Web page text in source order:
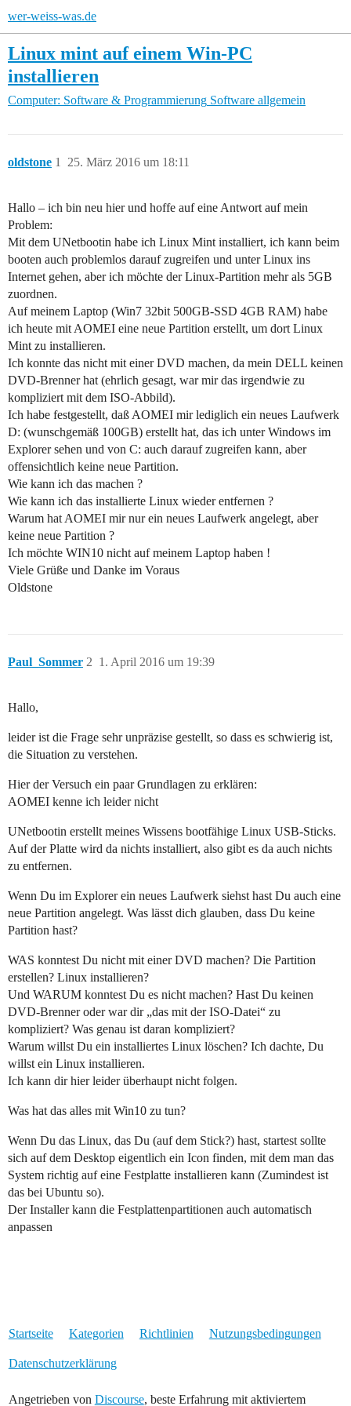
wer-weiss-was.de
Linux mint auf einem Win-PC
installieren
Computer: Software & Programmierung Software allgemein
oldstone 25. März 2016 um 18:11
1
Hallo – ich bin neu hier und hoffe auf eine Antwort auf mein
Problem:
Mit dem UNetbootin habe ich Linux Mint installiert, ich kann beim
booten auch problemlos darauf zugreifen und unter Linux ins
Internet gehen, aber ich möchte der Linux-Partition mehr als 5GB
zuordnen.
Auf meinem Laptop (Win7 32bit 500GB-SSD 4GB RAM) habe
ich heute mit AOMEI eine neue Partition erstellt, um dort Linux
Mint zu installieren.
Ich konnte das nicht mit einer DVD machen, da mein DELL keinen
DVD-Brenner hat (ehrlich gesagt, war mir das irgendwie zu
kompliziert mit dem ISO-Abbild).
Ich habe festgestellt, daß AOMEI mir lediglich ein neues Laufwerk
D: (wunschgemäß 100GB) erstellt hat, das ich unter Windows im
Explorer sehen und von C: auch darauf zugreifen kann, aber
offensichtlich keine neue Partition.
Wie kann ich das machen ?
Wie kann ich das installierte Linux wieder entfernen ?
Warum hat AOMEI mir nur ein neues Laufwerk angelegt, aber
keine neue Partition ?
Ich möchte WIN10 nicht auf meinem Laptop haben !
Viele Grüße und Danke im Voraus
Oldstone
Paul_Sommer 1. April 2016 um 19:39
2
Hallo,
leider ist die Frage sehr unpräzise gestellt, so dass es schwierig ist,
die Situation zu verstehen.
Hier der Versuch ein paar Grundlagen zu erklären:
AOMEI kenne ich leider nicht
UNetbootin erstellt meines Wissens bootfähige Linux USB-Sticks.
Auf der Platte wird da nichts installiert, also gibt es da auch nichts
zu entfernen.
Wenn Du im Explorer ein neues Laufwerk siehst hast Du auch eine
neue Partition angelegt. Was lässt dich glauben, dass Du keine
Partition hast?
WAS konntest Du nicht mit einer DVD machen? Die Partition
erstellen? Linux installieren?
Und WARUM konntest Du es nicht machen? Hast Du keinen
DVD-Brenner oder war dir „das mit der ISO-Datei“ zu
kompliziert? Was genau ist daran kompliziert?
Warum willst Du ein installiertes Linux löschen? Ich dachte, Du
willst ein Linux installieren.
Ich kann dir hier leider überhaupt nicht folgen.
Was hat das alles mit Win10 zu tun?
Wenn Du das Linux, das Du (auf dem Stick?) hast, startest sollte
sich auf dem Desktop eigentlich ein Icon finden, mit dem man das
System richtig auf eine Festplatte installieren kann (Zumindest ist
das bei Ubuntu so).
Der Installer kann die Festplattenpartitionen auch automatisch
anpassen
Startseite Kategorien Richtlinien Nutzungsbedingungen
Datenschutzerklärung
Angetrieben von Discourse, beste Erfahrung mit aktiviertem